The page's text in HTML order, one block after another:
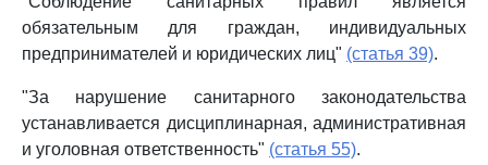
обязательным для граждан, индивидуальных
предпринимателей и юридических лиц" (статья 39).
"За нарушение санитарного законодательства
устанавливается дисциплинарная, административная
и уголовная ответственность" (статья 55).